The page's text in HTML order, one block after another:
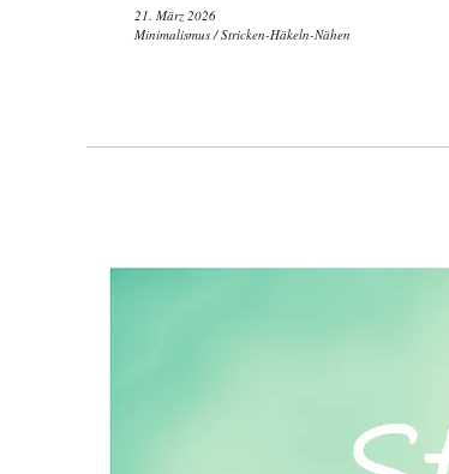
21. März 2026
Minimalismus/Stricken-Häkeln-Nähen